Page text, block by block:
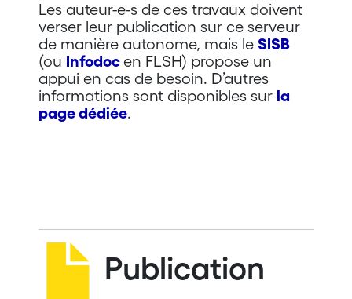
Les auteur-e-s de ces travaux doivent
verser leur publication sur ce serveur
de manière autonome, mais le SISB
(ou Infodoc en FLSH) propose un
appui en cas de besoin. D’autres
informations sont disponibles sur la
page dédiée.
Publication